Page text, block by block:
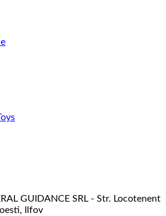
GUIDANCE SRL - Str. Locotenent
Ilfov